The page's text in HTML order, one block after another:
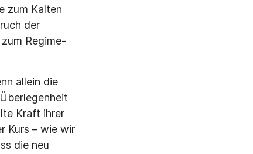
zum Kalten
der
Regime-
allein die
Kraft ihrer
Kurs – wie wir
die neu